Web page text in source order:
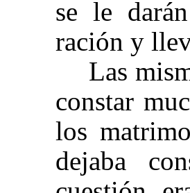
se le
ración y
Las
constar
los
dejaba